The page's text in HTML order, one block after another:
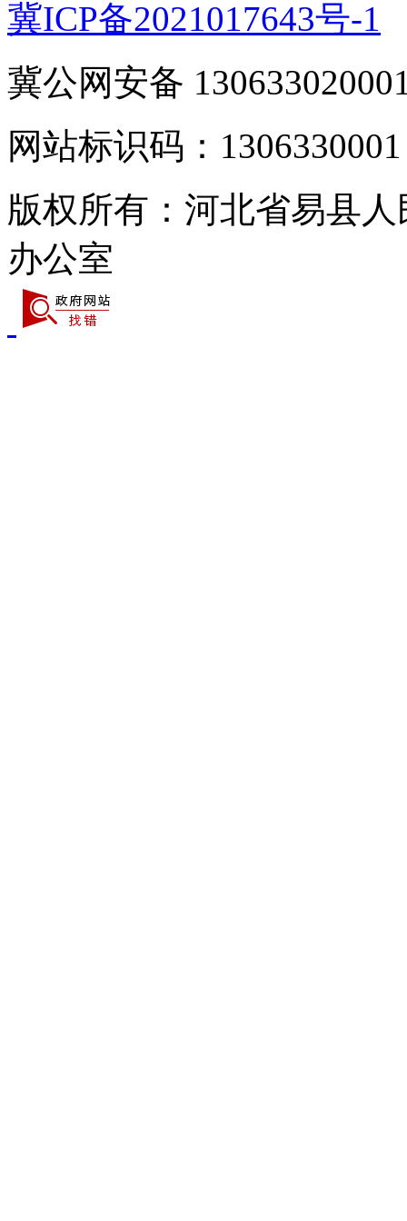
冀ICP备2021017643号-1
冀公网安备
网站标识码：1306330001
版权所有：河北省易县
办公室